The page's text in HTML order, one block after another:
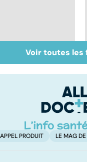
ce que leVoir toutes les
PRODUIT LE MAG